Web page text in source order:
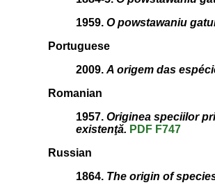
1959.O powstawaniu
Portuguese
2009.A origem das
Romanian
1957.Originea speciilor
existenţă. PDF F747
Russian
1864. The origin of